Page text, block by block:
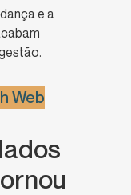
e a
Web